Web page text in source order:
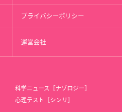
プライバシーポリシー
運営会社
科学ニュース［ナゾロジー］
心理テスト［シンリ］